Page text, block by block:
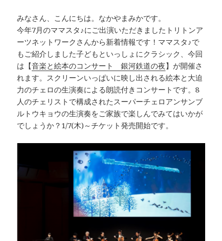
みなさん、こんにちは。なかやまみかです。
今年7月のママスタ♪にご出演いただきましたトリトンア
ーツネットワークさんから新着情報です！ママスタ♪で
もご紹介しました子どもといっしょにクラシック、今回
は【音楽と絵本のコンサート 銀河鉄道の夜】が開催さ
れます。スクリーンいっぱいに映し出される絵本と大迫
力のチェロの生演奏による朗読付きコンサートです。8
人のチェリストで構成されたスーパーチェロアンサンブ
ルトウキョウの生演奏をご家族で楽しんでみてはいかが
でしょうか？1/7(木)～チケット発売開始です。